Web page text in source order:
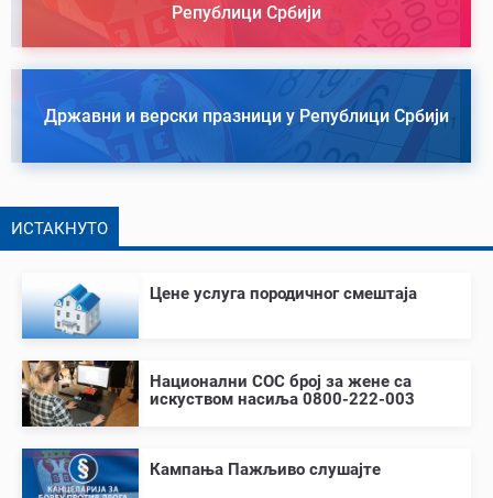
Републици Србији
Државни и верски празници у Републици Србији
ИСТАКНУТО
Цене услуга породичног смештаја
Национални СОС број за жене са
искуством насиља 0800-222-003
Кампања Пажљиво слушајте